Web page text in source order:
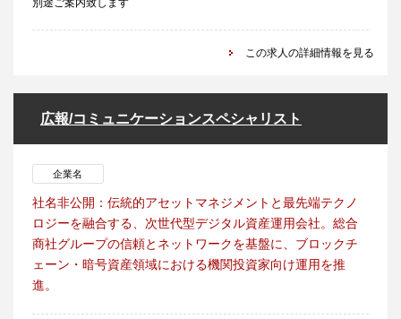
別途ご案内致します
この求人の詳細情報を見る
広報/コミュニケーションスペシャリスト
企業名
社名非公開：伝統的アセットマネジメントと最先端テクノ
ロジーを融合する、次世代型デジタル資産運用会社。総合
商社グループの信頼とネットワークを基盤に、ブロックチ
ェーン・暗号資産領域における機関投資家向け運用を推
進。